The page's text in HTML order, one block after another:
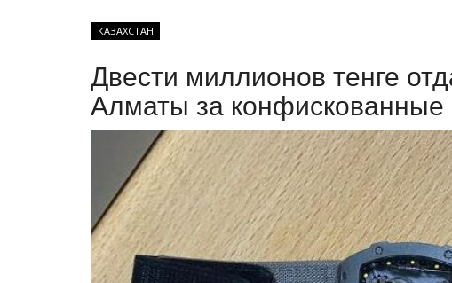
КАЗАХСТАН
Двести миллионов тенге
Алматы за конфискованные